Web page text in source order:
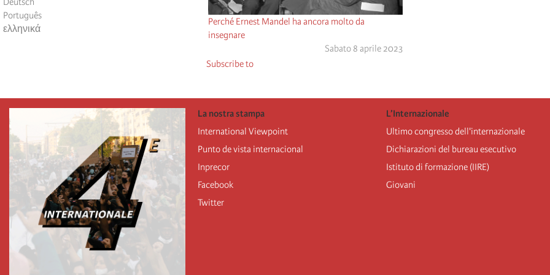
Português
ελληνικά
Perché Ernest Mandel ha ancora molto da
insegnare
Sabato 8 aprile 2023
Subscribe to
La nostra stampa
International Viewpoint
Punto de vista internacional
Inprecor
Facebook
Twitter
L’Internazionale
Ultimo congresso dell'internazionale
Dichiarazioni del bureau esecutivo
Istituto di formazione (IIRE)
Giovani